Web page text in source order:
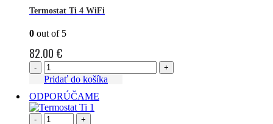
Termostat Ti 4 WiFi
0 out of 5
82.00 €
- +
Pridať do košíka
ODPORÚČAME
- +